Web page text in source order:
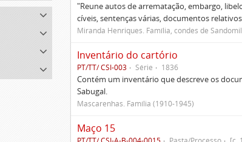
"Reune autos de arrematação, embargo,
cíveis, sentenças várias, documentos
Miranda Henriques. Família, condes de
Inventário do cartório
PT/TT/ CSI-003 Série 1836
Contém um inventário que descreve os
Sabugal.
Mascarenhas. Família (1910-1945)
Maço 15